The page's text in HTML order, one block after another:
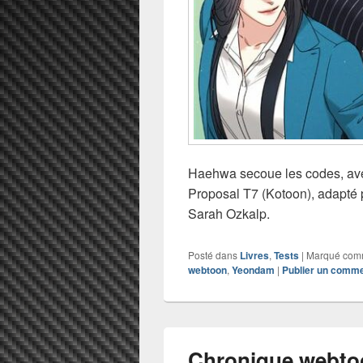
Haehwa secoue les codes,
Proposal T7 (Kotoon),
Sarah Ozkalp.
Posté dans Livres, Tests | Marqué
webtoon, Yeondam | Publier un